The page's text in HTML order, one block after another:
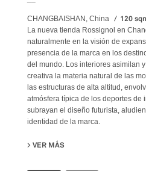
CHANGBAISHAN, China 120
La nueva tienda Rossignol en
naturalmente en la visión de
presencia de la marca en los
del mundo. Los interiores asimilan
creativa la materia natural de las
las estructuras de alta altitud,
atmósfera típica de los deportes de
subrayan el diseño futurista,
identidad de la marca.
VER MÁS